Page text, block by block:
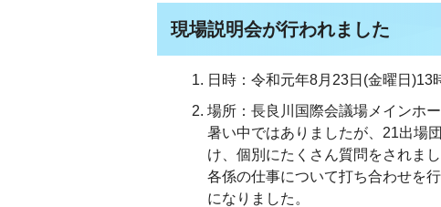
現場説明会が行われました
日時：令和元年8月23日(金曜日)13
場所：長良川国際会議場メインホ
暑い中ではありましたが、21出場
け、個別にたくさん質問をされま
各係の仕事について打ち合わせを
になりました。